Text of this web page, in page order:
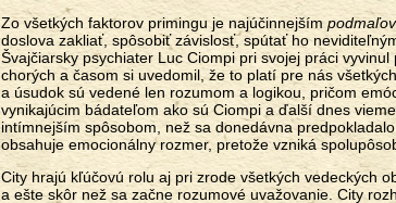
Zo všetkých faktorov primingu je najúčinnejším
doslova zakliať, spôsobiť závislosť, spútať ho
Švajčiarsky psychiater Luc Ciompi pri svojej práci
chorých a časom si uvedomil, že to platí pre nás
a úsudok sú vedené len rozumom a logikou, pričom
vynikajúcim bádateľom ako sú Ciompi a ďalší dnes
intímnejším spôsobom, než sa donedávna
obsahuje emocionálny rozmer, pretože vzniká
City hrajú kľúčovú rolu aj pri zrode všetkých vedeckých
a ešte skôr než sa začne rozumové uvažovanie. City